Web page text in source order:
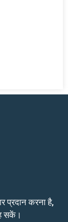
प्रदान करना है,
सकें।